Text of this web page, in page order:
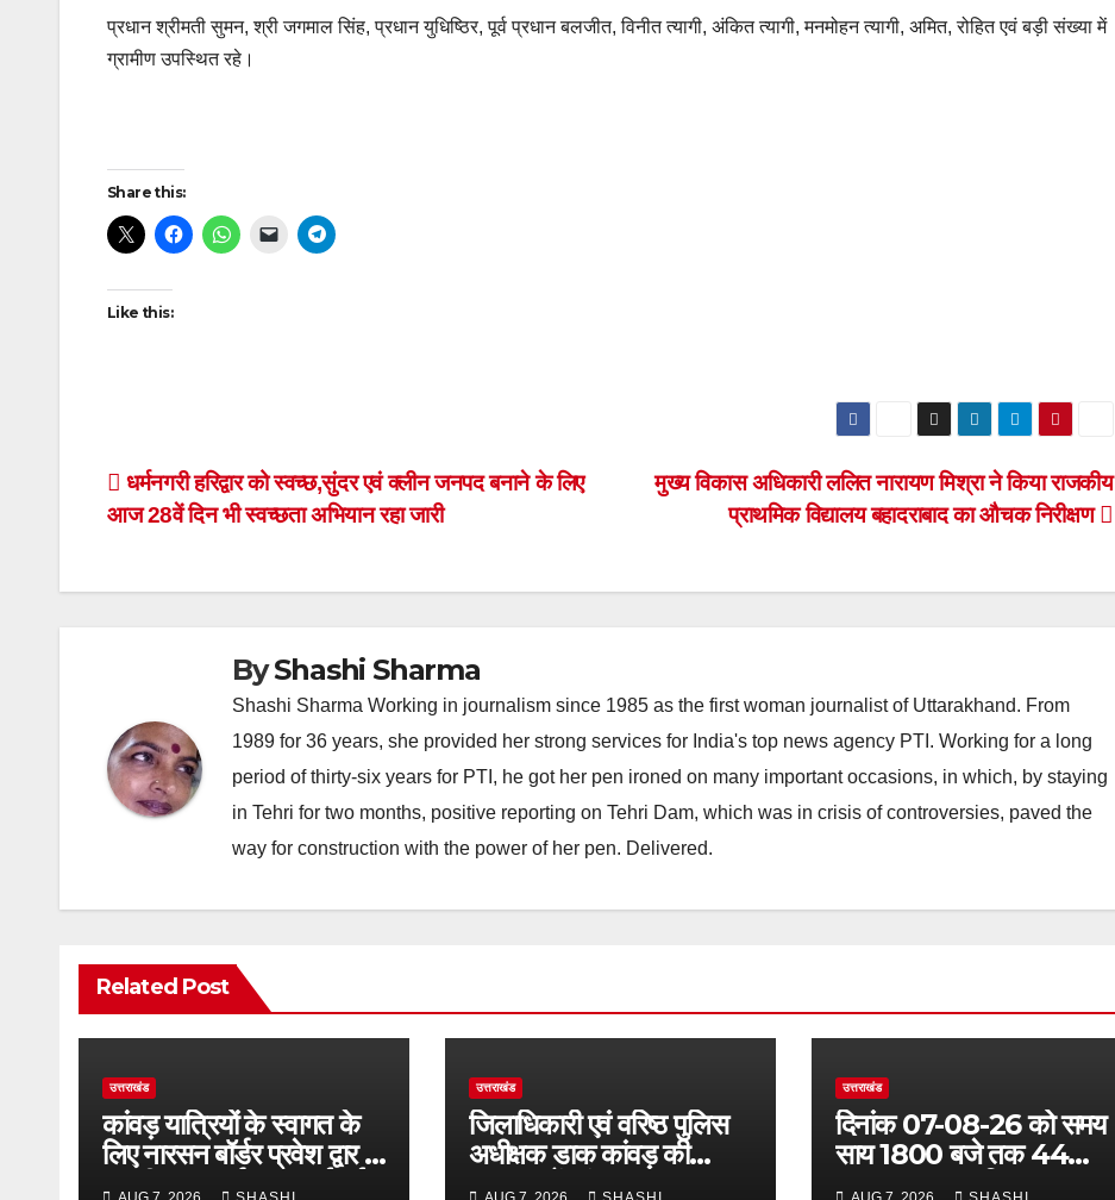
प्रधान श्रीमती सुमन, श्री जगमाल सिंह, प्रधान युधिष्ठिर, पूर्व प्रधान बलजीत, विनीत त्यागी, अंकित त्यागी, मनमोहन त्यागी, अमित, रोहित एवं बड़ी संख्या में
ग्रामीण उपस्थित रहे।
Post
navigation
Share this:
Like this:
Post
मुख्य विकास अधिकारी ललित नारायण मिश्रा ने किया राजकीय
प्राथमिक विद्यालय बहादराबाद का औचक निरीक्षण
धर्मनगरी हरिद्वार को स्वच्छ,सुंदर एवं क्लीन जनपद बनाने के लिए
आज 28वें दिन भी स्वच्छता अभियान रहा जारी
ByShashi Sharma
Shashi Sharma Working in journalism since 1985 as the first woman journalist of Uttarakhand. From
1989 for 36 years, she provided her strong services for India's top news agency PTI. Working for a long
period of thirty-six years for PTI, he got her pen ironed on many important occasions, in which, by staying
in Tehri for two months, positive reporting on Tehri Dam, which was in crisis of controversies, paved the
way for construction with the power of her pen. Delivered.
Related Post
उत्तराखंड
कांवड़ यात्रियों के स्वागत के
लिए नारसन बॉर्डर प्रवेश द्वार से
राष्ट्रीय राजमार्ग पर लगाई गई
उत्तराखंड
जिलाधिकारी एवं वरिष्ठ पुलिस
अधीक्षक डाक कांवड़ की
व्यवस्थाओं एवं सुरक्षा का
उत्तराखंड
दिनांक 07-08-26 को समय
साय 1800 बजे तक 44
लाख 38 हजार शिव भक्त जल